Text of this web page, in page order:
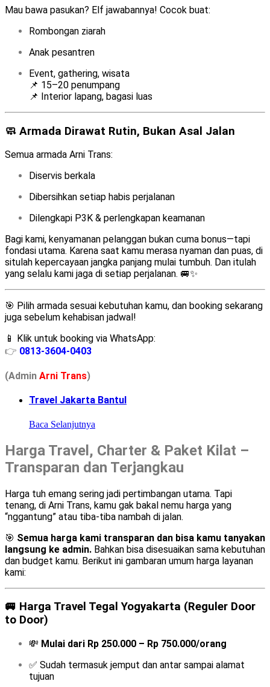
Mau bawa pasukan? Elf jawabannya! Cocok buat:
Rombongan ziarah
Anak pesantren
Event, gathering, wisata
📌 15–20 penumpang
📌 Interior lapang, bagasi luas
🧼 Armada Dirawat Rutin, Bukan Asal Jalan
Semua armada Arni Trans:
Diservis berkala
Dibersihkan setiap habis perjalanan
Dilengkapi P3K & perlengkapan keamanan
Bagi kami, kenyamanan pelanggan bukan cuma bonus—tapi
fondasi utama. Karena saat kamu merasa nyaman dan puas, di
situlah kepercayaan jangka panjang mulai tumbuh. Dan itulah
yang selalu kami jaga di setiap perjalanan. 🚐✨
🎯 Pilih armada sesuai kebutuhan kamu, dan booking sekarang
juga sebelum kehabisan jadwal!
📱 Klik untuk booking via WhatsApp:
👉 0813-3604-0403
(Admin Arni Trans)
Travel Jakarta Bantul
Baca Selanjutnya
Harga Travel, Charter & Paket Kilat –
Transparan dan Terjangkau
Harga tuh emang sering jadi pertimbangan utama. Tapi
tenang, di Arni Trans, kamu gak bakal nemu harga yang
“nggantung” atau tiba-tiba nambah di jalan.
🎯 Semua harga kami transparan dan bisa kamu tanyakan
langsung ke admin. Bahkan bisa disesuaikan sama kebutuhan
dan budget kamu. Berikut ini gambaran umum harga layanan
kami:
🚐 Harga Travel Tegal Yogyakarta (Reguler Door
to Door)
💸 Mulai dari Rp 250.000 – Rp 750.000/orang
✅ Sudah termasuk jemput dan antar sampai alamat
tujuan